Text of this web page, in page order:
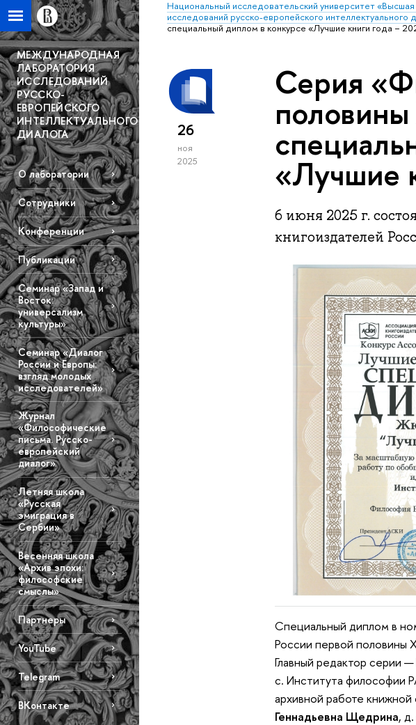
Национальный исследовательский университет
исследований русско-европейского интеллектуального
специальный диплом в конкурсе «Лучшие книги года −
МЕЖДУНАРОДНАЯ
ЛАБОРАТОРИЯ
ИССЛЕДОВАНИЙ
РУССКО-
ЕВРОПЕЙСКОГО
ИНТЕЛЛЕКТУАЛЬНОГО
ДИАЛОГА
О лаборатории
Сотрудники
Конференции
Публикации
Семинар «Запад и
Восток:
универсализм
культуры»
Семинар «Диалог
России и Европы:
взгляд молодых
исследователей»
Журнал
«Философические
письма. Русско-
европейский
диалог»
Летняя школа
«Русская
эмиграция в
Сербии»
Весенняя школа
«Архив эпохи:
философские
смыслы»
Партнеры
YouTube
Telegram
ВКонтакте
26
ноя
2025
Серия
«Лучшие
6 июня 2025 г.
книгоиздателей
Специальный диплом в
России первой половины
Главный редактор серии —
с. Института философии
архивной работе
Геннадьевна Щедрина,